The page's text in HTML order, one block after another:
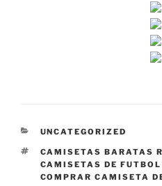
CATEGORÍAS
UNCATEGORIZED
ETIQUETAS
CAMISETAS BARATAS
CAMISETAS DE
COMPRAR CAMISETA